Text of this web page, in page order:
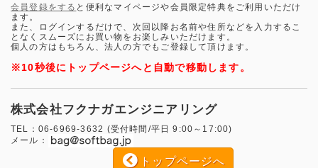
会員登録をする と便利なマイページや会員限定特典をご利用いただけ
ます。
また、ログインするだけで、次回以降お名前や住所などを入力するこ
となくスムーズにお買い物をお楽しみいただけます。
個人の方はもちろん、法人の方でもご登録して頂けます。
※10秒後にトップページへと自動で移動します。
株式会社フクナガエンジニアリング
TEL：06-6969-3632 (受付時間/平日 9:00～17:00)
メール：
トップページへ